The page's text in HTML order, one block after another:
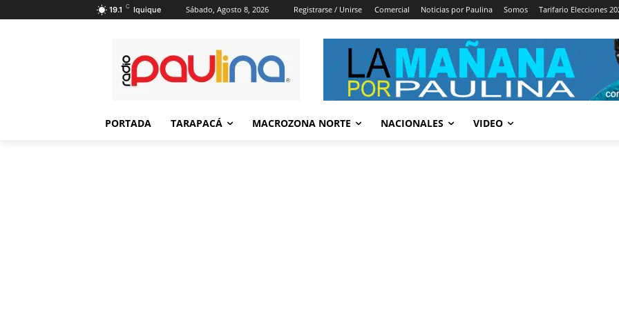
19.1 C Iquique Sábado, Agosto 8, 2026 Registrarse / Unirse Comercial Noticias por Paulina Somos Tarifario Elecciones
PORTADA TARAPACÁ MACROZONA NORTE NACIONALES VIDEO